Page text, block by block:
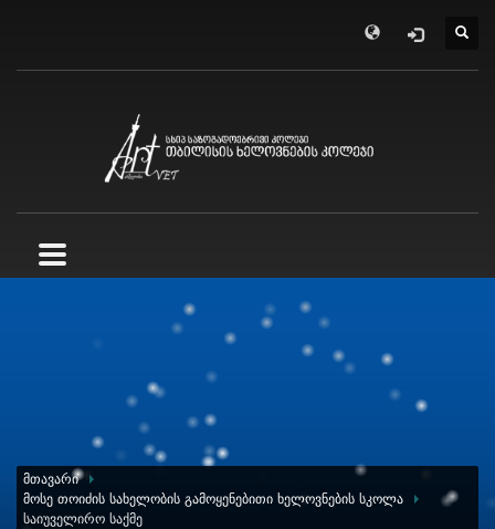
ᲛᲗᲐᲕᲐᲠᲘ
ᲛᲝᲡᲔ ᲗᲝᲘᲫᲘᲡ ᲡᲐᲮᲔᲚᲝᲑᲘᲡ ᲒᲐᲛᲝᲧᲔᲜᲔᲑᲘᲗᲘ ᲮᲔᲚᲝᲕᲜᲔᲑᲘᲡ ᲡᲙᲝᲚᲐ
ᲡᲐᲘᲣᲕᲔᲚᲘᲠᲝ ᲡᲐᲥᲛᲔ